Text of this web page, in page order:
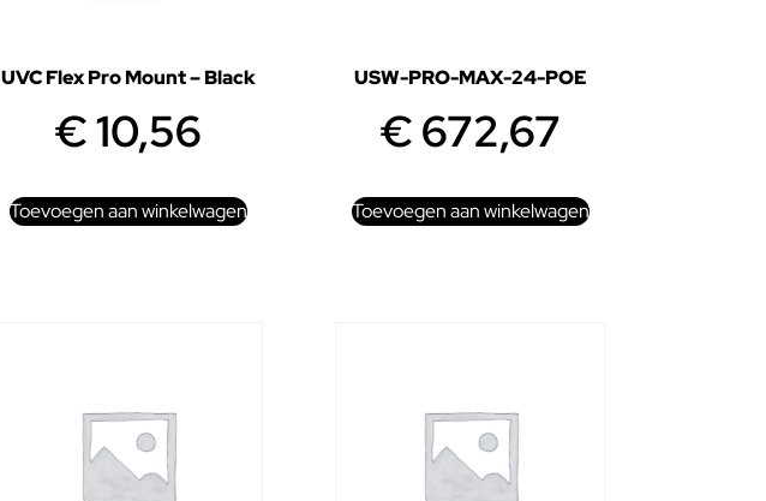
UVC Flex Pro Mount – Black
€10,56
Toevoegen aan winkelwagen
USW-PRO-MAX-24-POE
€672,67
Toevoegen aan winkelwagen